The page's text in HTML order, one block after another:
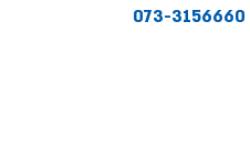
073-3156660